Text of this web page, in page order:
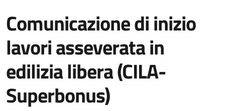
Comunicazione di inizio
lavori asseverata in
edilizia libera (CILA-
Superbonus)